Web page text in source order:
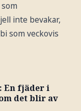
inte bevakar,
som veckovis
En fjäder i
det blir av